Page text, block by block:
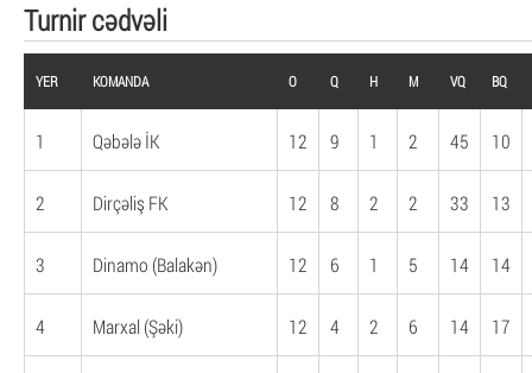
Turnir cədvəli
YER KOMANDA O Q H M VQ BQ
1 Qəbələ İK 12 9 1 2 45 10
2 Dirçəliş FK 12 8 2 2 33 13
3 Dinamo (Balakən) 12 6 1 5 14 14
4 Marxal (Şəki) 12 4 2 6 14 17